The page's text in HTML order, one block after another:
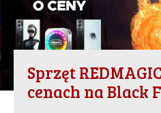
Sprzęt
cenach na Black